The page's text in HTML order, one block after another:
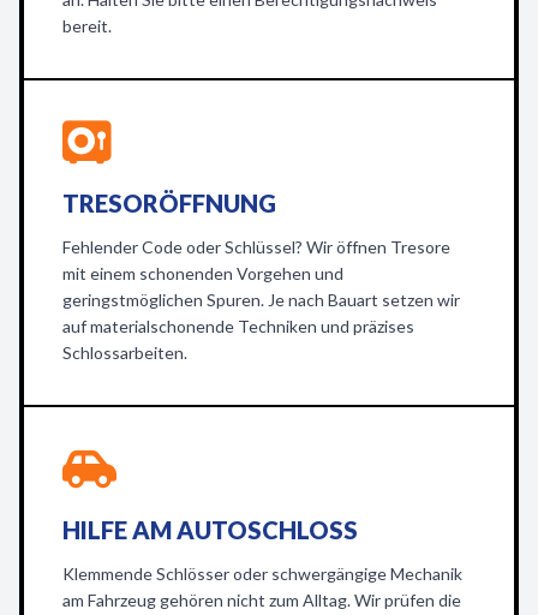
bereit.
TRESORÖFFNUNG
Fehlender Code oder Schlüssel? Wir öffnen Tresore
mit einem schonenden Vorgehen und
geringstmöglichen Spuren. Je nach Bauart setzen wir
auf materialschonende Techniken und präzises
Schlossarbeiten.
HILFE AM AUTOSCHLOSS
Klemmende Schlösser oder schwergängige Mechanik
am Fahrzeug gehören nicht zum Alltag. Wir prüfen die